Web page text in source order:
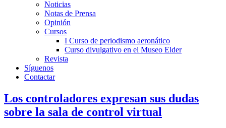
Noticias
Notas de Prensa
Opinión
Cursos
I Curso de periodismo aeronático
Curso divulgativo en el Museo Elder
Revista
Síguenos
Contactar
Los controladores expresan sus dudas
sobre la sala de control virtual